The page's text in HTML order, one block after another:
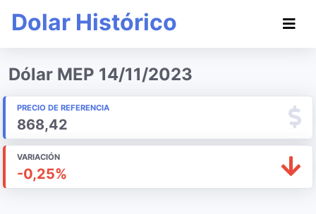
Dolar Histórico
Dólar MEP 14/11/2023
PRECIO DE REFERENCIA
868,42
VARIACIÓN
-0,25%